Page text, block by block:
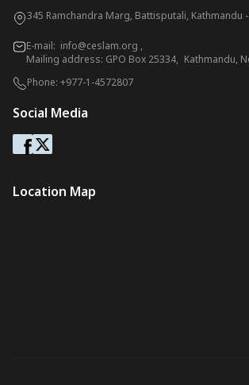
345 Ramchandra Marg, Battisputali, Kathmandu
E-mail: info@ceslam.org ,
Mailing address: GPO Box 25334, Kathmandu,
Phone: +977-1-4572807
Social Media
Location Map